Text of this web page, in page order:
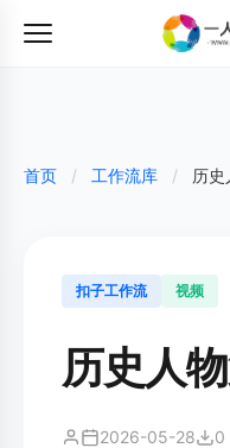
首页 / 工作流库 / 历
扣子工作流 视频
历史人
2026-05-28 0